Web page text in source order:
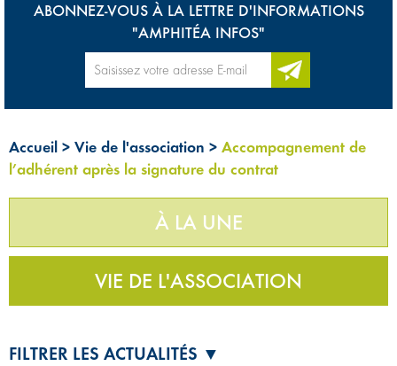
ABONNEZ-VOUS À LA LETTRE D'INFORMATIONS
"AMPHITÉA INFOS"
Accueil > Vie de l'association > Accompagnement de
l’adhérent après la signature du contrat
À LA UNE
VIE DE L'ASSOCIATION
FILTRER LES ACTUALITÉS ▼